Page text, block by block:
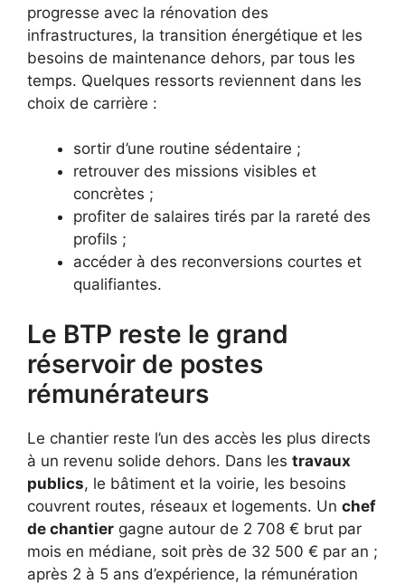
progresse avec la rénovation des
infrastructures, la transition énergétique et les
besoins de maintenance dehors, par tous les
temps. Quelques ressorts reviennent dans les
choix de carrière :
sortir d’une routine sédentaire ;
retrouver des missions visibles et
concrètes ;
profiter de salaires tirés par la rareté des
profils ;
accéder à des reconversions courtes et
qualifiantes.
Le BTP reste le grand
réservoir de postes
rémunérateurs
Le chantier reste l’un des accès les plus directs
à un revenu solide dehors. Dans les travaux
publics, le bâtiment et la voirie, les besoins
couvrent routes, réseaux et logements. Un chef
de chantier gagne autour de 2 708 € brut par
mois en médiane, soit près de 32 500 € par an ;
après 2 à 5 ans d’expérience, la rémunération